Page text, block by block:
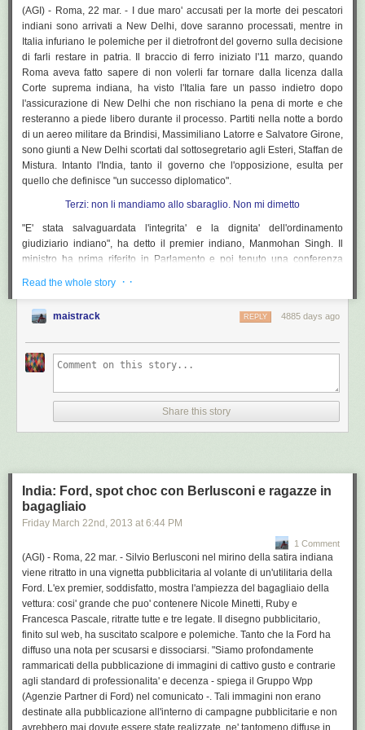
della relazione. Balotelli le chiede “come stai” di tanto in tanto, lei
risponde: “
Sono stata segregata in casa da mia mamma. Sto cercando di
curarmi con lo psicologo “.
Più burrascoso il rapporto tra la show girl, i Berlusconi e Ronaldinho.
Nella informativa si fa cenno a numerosi festini dove, secondo la
Tommasi, era normale fare uso di stupefacenti. E quando Dinho finisce
fuori rosa, lei telefona stizzita a Paolo Berlusconi “Reintegratelo
immediatamente. Tu e tuo fratello che fate? Le stesse cose. Soltanto che
siete vecchi e brutti “. Lei gli manda altri sms come: “Possibile che sono
sempre eccitata?“. Lui le cerca uno psicologo e scrive: “ Sono l’unico che
sta cercando di aiutarti“.
é stato pubblicato su Calcioblog.it
alle 02:42 di sabato 23
marzo 2013. Leggete le
condizioni di utilizzo del feed
(AGI) - Roma, 22 mar. - I due maro' accusati per la morte dei pescatori
indiani sono arrivati a New Delhi, dove saranno processati, mentre in
Italia infuriano le polemiche per il dietrofront del governo sulla decisione
di farli restare in patria. Il braccio di ferro iniziato l'11 marzo, quando
Roma aveva fatto sapere di non volerli far tornare dalla licenza dalla
Corte suprema indiana, ha visto l'Italia fare un passo indietro dopo
l'assicurazione di New Delhi che non rischiano la pena di morte e che
resteranno a piede libero durante il processo. Partiti nella notte a bordo
di un aereo militare da Brindisi, Massimiliano Latorre e Salvatore Girone,
sono giunti a New Delhi scortati dal sottosegretario agli Esteri, Staffan de
Mistura. Intanto l'India, tanto il governo che l'opposizione, esulta per
quello che definisce "un successo diplomatico".
Terzi: non li mandiamo allo sbaraglio. Non mi dimetto
"E' stata salvaguardata l'integrita' e la dignita' dell'ordinamento
giudiziario indiano", ha detto il premier indiano, Manmohan Singh. Il
ministro ha prima riferito in Parlamento e poi tenuto una conferenza
che non e' stato offerto nulla in cambio del dietrofront, "ne' un incontro a
internazionale. "Abbiamo chiarito all'Italia che se i maro' avessero
sarebbero stati arrestati; e abbiamo detto che, da quel che riteniamo,
non si tratta di un caso da pena di morte". In Italia infuria la polemica per
"retromarcia vergognosa", il Pdl di "scarso decoro" da parte del governo
dei tecnici e i Fratelli d'Italia che invitano il premier Mario Monti a recarsi
di persona a trattare in India.
Secondo fonti comunitarie, l'Ue non e' stata preavvertita ne' quando, l'11
marzo, il governo italiano annuncio' che i maro' sarebbero rimasti in
Italia, ne' ieri giovedi', quando si e' deciso di riconsegnarli a New Delhi. Il
ministro degli Esteri, Giulio Terzi, e quello della Difesa, Giampaolo Di
Paola, riferiranno martedi' pomeriggio in Parlamento. Terzi ha comunque
gia' detto che non intende dimettersi e che comunque adesso di deve
riaprire il capitolo dell'arbitrato internazionale. I due maro', da parte loro,
hanno accettato di affrontare il processo: "Siamo militari, andiamo
avanti", hanno detto sull'aereo che li ha riportati in India.
Vai sul sito di AGI.it
Read the whole story · ·
maistrack 4885 days ago
REPLY
Share this story
India: Ford, spot choc con Berlusconi e ragazze in
bagagliaio
Friday March 22nd , 2013 at 6:44 PM
1 Comment
(AGI) - Roma, 22 mar. - Silvio Berlusconi nel mirino della satira indiana
viene ritratto in una vignetta pubblicitaria al volante di un'utilitaria della
Ford. L'ex premier, soddisfatto, mostra l'ampiezza del bagagliaio della
vettura: cosi' grande che puo' contenere Nicole Minetti, Ruby e
Francesca Pascale, ritratte tutte e tre legate. Il disegno pubblicitario,
finito sul web, ha suscitato scalpore e polemiche. Tanto che la Ford ha
diffuso una nota per scusarsi e dissociarsi. "Siamo profondamente
rammaricati della pubblicazione di immagini di cattivo gusto e contrarie
agli standard di professionalita' e decenza - spiega il Gruppo Wpp
(Agenzie Partner di Ford) nel comunicato -. Tali immagini non erano
destinate alla pubblicazione all'interno di campagne pubblicitarie e non
avrebbero mai dovute essere state realizzate, ne' tantomeno diffuse in